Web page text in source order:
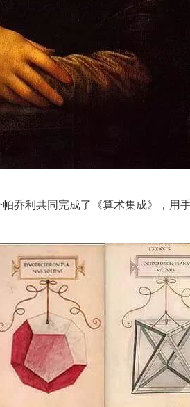
乔利共同完成了《算术集成》，用